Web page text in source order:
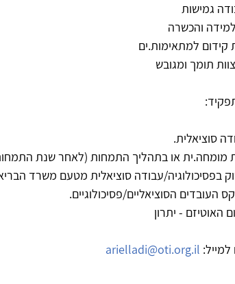
גמישות
והכשרה
קידום למתאימות.ים
תומך ומגובש
סוציאלית.
מומחה.ית או בתהליך התמחות (לאחר שנת
בפסיכולוגיה/עבודה סוציאלית מטעם משרד
העובדים הסוציאליים/פסיכולוגיים.
האוטיזם - יתרון
למייל: arielladi@oti.org.il